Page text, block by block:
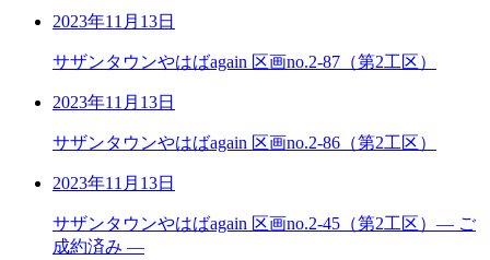
2023年11月13日
サザンタウンやはばagain 区画no.2-87（第2工区）
2023年11月13日
サザンタウンやはばagain 区画no.2-86（第2工区）
2023年11月13日
サザンタウンやはばagain 区画no.2-45（第2工区）― ご
成約済み ―